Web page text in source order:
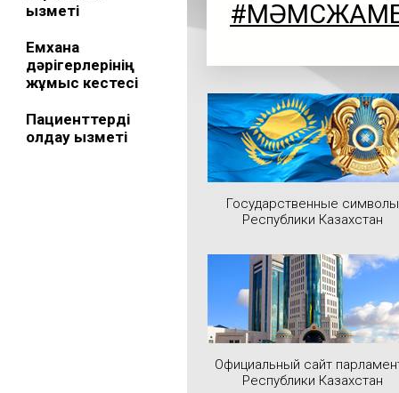
қызметі
Емхана
дәрігерлерінің
жұмыс кестесі
Пациенттерді
қолдау қызметі
Государственные символы
Республики Казахстан
Официальный сайт
Республики Казахстан